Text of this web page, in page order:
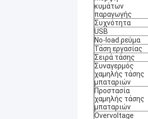
κυμάτων
παραγωγής
Συχνότητα
USB
No-load ρεύμα
Τάση εργασίας
Σειρά τάσης
Συναγερμός
χαμηλής τάσης
μπαταριών
Προστασία
χαμηλής τάσης
μπαταριών
Overvoltage